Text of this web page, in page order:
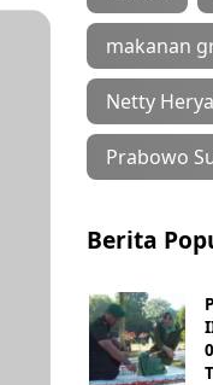
makanan
Netty
Prabowo
Berita